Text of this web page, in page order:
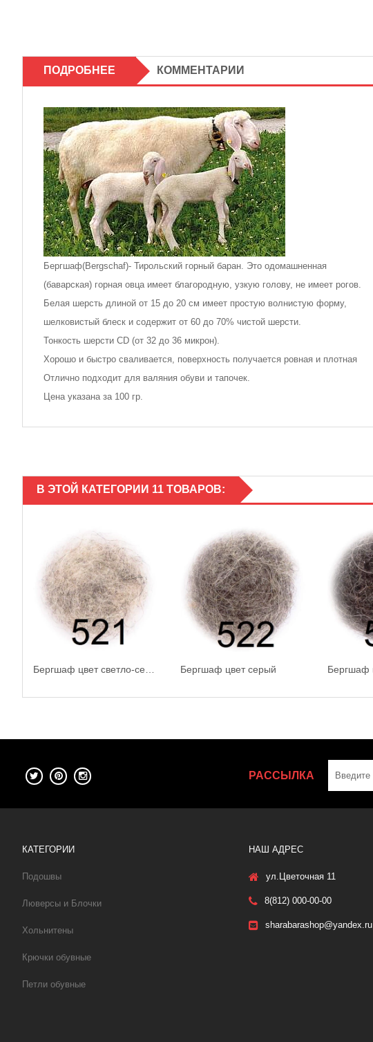
ПОДРОБНЕЕ КОММЕНТАРИИ
Бергшаф(Bergschaf)- Тирольский горный баран. Это одомашненная
(баварская) горная овца имеет благородную, узкую голову, не имеет рогов.
Белая шерсть длиной от 15 до 20 см имеет простую волнистую форму,
шелковистый блеск и содержит от 60 до 70% чистой шерсти.
Тонкость шерсти CD (от 32 до 36 микрон).
Хорошо и быстро сваливается, поверхность получается ровная и плотная
Отлично подходит для валяния обуви и тапочек.
Цена указана за 100 гр.
В ЭТОЙ КАТЕГОРИИ 11 ТОВАРОВ:
Бергшаф цвет серый
РАССЫЛКА
КАТЕГОРИИ
Подошвы
Люверсы и Блочки
Хольнитены
Крючки обувные
Петли обувные
НАШ АДРЕС
ул.Цветочная 11
8(812) 000-00-00
sharabarashop@yandex.ru